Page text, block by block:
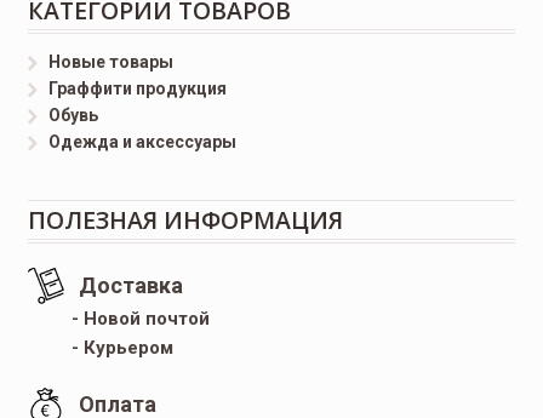
КАТЕГОРИИ ТОВАРОВ
Новые товары
Граффити продукция
Обувь
Одежда и аксессуары
ПОЛЕЗНАЯ ИНФОРМАЦИЯ
Доставка
- Новой почтой
- Курьером
Оплата